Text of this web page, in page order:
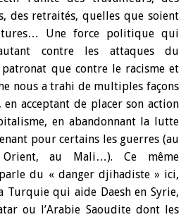
des retraités, quelles que soient
Une force politique qui
contre les attaques du
que contre le racisme et
nous a trahi de multiples façons
en acceptant de placer son action
en abandonnant la lutte
pour certains les guerres (au
au Mali…). Ce même
du « danger djihadiste » ici,
Turquie qui aide Daesh en Syrie,
ou l’Arabie Saoudite dont les